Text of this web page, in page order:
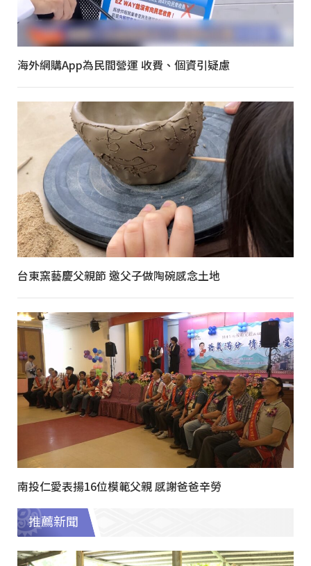
海外網購App為民間營運 收費、個資引疑慮
台東窯藝慶父親節 邀父子做陶碗感念土地
南投仁愛表揚16位模範父親 感謝爸爸辛勞
推薦新聞